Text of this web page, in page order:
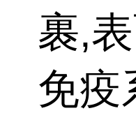
裹,
免疫